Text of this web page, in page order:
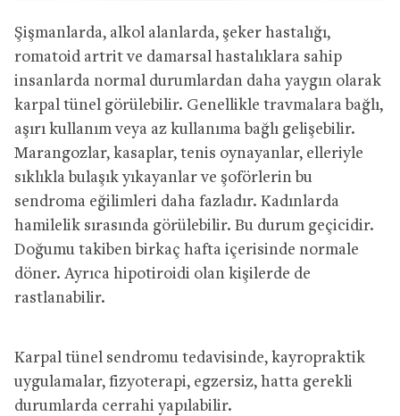
Şişmanlarda, alkol alanlarda, şeker hastalığı,
romatoid artrit ve damarsal hastalıklara sahip
insanlarda normal durumlardan daha yaygın olarak
karpal tünel görülebilir. Genellikle travmalara bağlı,
aşırı kullanım veya az kullanıma bağlı gelişebilir.
Marangozlar, kasaplar, tenis oynayanlar, elleriyle
sıklıkla bulaşık yıkayanlar ve şoförlerin bu
sendroma eğilimleri daha fazladır. Kadınlarda
hamilelik sırasında görülebilir. Bu durum geçicidir.
Doğumu takiben birkaç hafta içerisinde normale
döner. Ayrıca hipotiroidi olan kişilerde de
rastlanabilir.
Karpal tünel sendromu tedavisinde, kayropraktik
uygulamalar, fizyoterapi, egzersiz, hatta gerekli
durumlarda cerrahi yapılabilir.